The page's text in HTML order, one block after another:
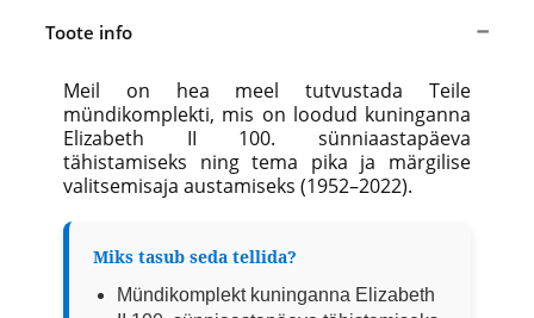
Toote info
Meil on hea meel tutvustada Teile
mündikomplekti, mis on loodud kuninganna
Elizabeth II 100. sünniaastapäeva
tähistamiseks ning tema pika ja märgilise
valitsemisaja austamiseks (1952–2022).
Miks tasub seda tellida?
Mündikomplekt kuninganna Elizabeth